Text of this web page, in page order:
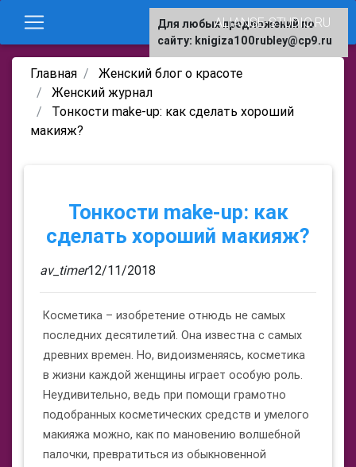
ALIANSE-STUDIO.RU
Главная
Женский блог о красоте
Женский журнал
Тонкости make-up: как сделать хороший
макияж?
Тонкости make-up: как
сделать хороший макияж?
av_timer12/11/2018
Косметика – изобретение отнюдь не самых
последних десятилетий. Она известна с самых
древних времен. Но, видоизменяясь, косметика
в жизни каждой женщины играет особую роль.
Неудивительно, ведь при помощи грамотно
подобранных косметических средств и умелого
макияжа можно, как по мановению волшебной
палочки, превратиться из обыкновенной
Для любых предложений по
сайту: knigiza100rubley@cp9.ru